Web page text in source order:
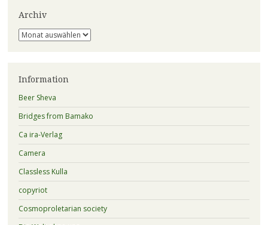
Archiv
Archiv
Information
Beer Sheva
Bridges from Bamako
Ca ira-Verlag
Camera
Classless Kulla
copyriot
Cosmoproletarian society